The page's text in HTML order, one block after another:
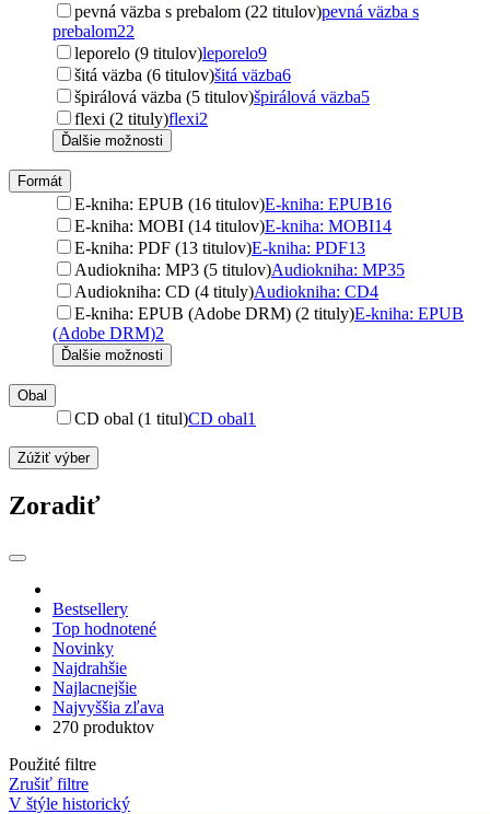
pevná väzba s prebalom (22 titulov)pevná väzba s
prebalom22
leporelo (9 titulov)leporelo9
šitá väzba (6 titulov)šitá väzba6
špirálová väzba (5 titulov)špirálová väzba5
flexi (2 tituly)flexi2
Ďalšie možnosti
Formát
E-kniha: EPUB (16 titulov)E-kniha: EPUB16
E-kniha: MOBI (14 titulov)E-kniha: MOBI14
E-kniha: PDF (13 titulov)E-kniha: PDF13
Audiokniha: MP3 (5 titulov)Audiokniha: MP35
Audiokniha: CD (4 tituly)Audiokniha: CD4
E-kniha: EPUB (Adobe DRM) (2 tituly)E-kniha: EPUB
(Adobe DRM)2
Ďalšie možnosti
Obal
CD obal (1 titul)CD obal1
Zúžiť výber
Zoradiť
Bestsellery
Top hodnotené
Novinky
Najdrahšie
Najlacnejšie
Najvyššia zľava
270 produktov
Použité filtre
Zrušiť filtre
V štýle historický